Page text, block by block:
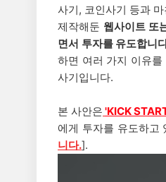
사기, 코인사기 등과
제작해둔 웹사이트 또
면서 투자를 유도합니
하면 여러 가지 이유
사기입니다.
본 사안은 'KICK
에게 투자를 유도하고
니다.].